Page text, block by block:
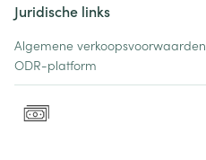
Juridische links
Algemene verkoopsvoorwaarden
ODR-platform